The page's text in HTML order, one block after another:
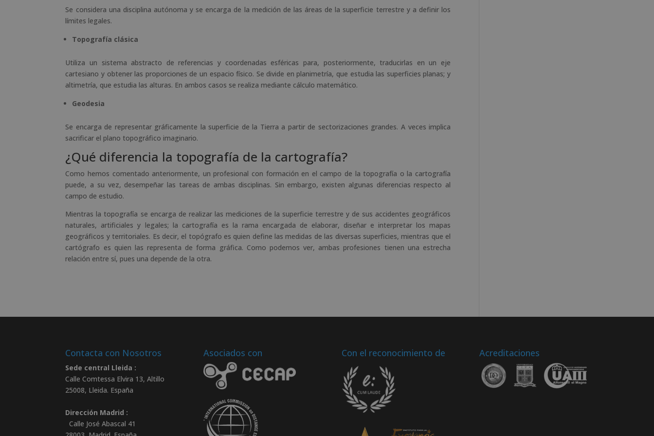
Se considera una disciplina autónoma y se encarga de la medición de las áreas de la superficie terrestre y a definir los
límites legales.
Topografía clásica
Utiliza un sistema abstracto de referencias y coordenadas esféricas para, posteriormente, traducirlas en un eje
cartesiano y obtener las proporciones de un espacio físico. Se divide en planimetría, que estudia las superficies planas; y
altimetría, que estudia las alturas. En ambos casos se realiza mediante cálculo matemático.
Geodesia
Se encarga de representar gráficamente la superficie de la Tierra a partir de sectorizaciones grandes. A veces implica
sacrificar el plano topográfico imaginario.
¿Qué diferencia la topografía de la cartografía?
Como hemos comentado anteriormente, un profesional con formación en el campo de la topografía o la cartografía
puede, a su vez, desempeñar las tareas de ambas disciplinas. Sin embargo, existen algunas diferencias respecto al
campo de estudio.
Mientras la topografía se encarga de realizar las mediciones de la superficie terrestre y de sus accidentes geográficos
naturales, artificiales y legales; la cartografía es la rama encargada de elaborar, diseñar e interpretar los mapas
geográficos y territoriales. Es decir, el topógrafo es quien define las medidas de las diversas superficies, mientras que el
cartógrafo es quien las representa de forma gráfica. Como podemos ver, ambas profesiones tienen una estrecha
relación entre sí, pues una depende de la otra.
Contacta con Nosotros
Sede central Lleida :
Calle Comtessa Elvira 13, Altillo
25008, Lleida. España
Dirección Madrid :
Calle José Abascal 41
Asociados con Con el reconocimiento de Acreditaciones